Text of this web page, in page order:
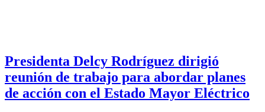
Presidenta Delcy Rodríguez dirigió
reunión de trabajo para abordar planes
de acción con el Estado Mayor Eléctrico